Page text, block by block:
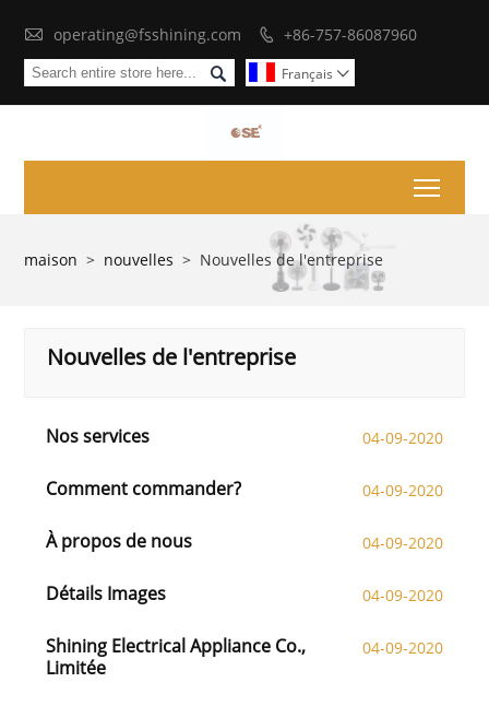
 operating@fsshining.com  +86-757-86087960
 Français 
maison > nouvelles > Nouvelles de l'entreprise
Nouvelles de l'entreprise
Nos services 04-09-2020
Comment commander? 04-09-2020
À propos de nous 04-09-2020
Détails Images 04-09-2020
Shining Electrical Appliance Co.,
Limitée
04-09-2020